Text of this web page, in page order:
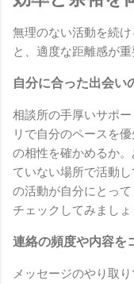
無理のない活動を続
と、適度な距離感が重
自分に合った出会い
相談所の手厚いサポ
リで自分のペースを
の相性を確かめるか
ていない場所で活動
の活動が自分にとっ
チェックしてみましょ
連絡の頻度や内容を
メッセージのやり取